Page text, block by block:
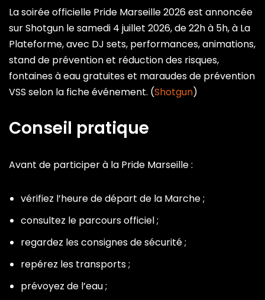
La soirée officielle Pride Marseille 2026 est annoncée
sur Shotgun le samedi 4 juillet 2026, de 22h à 5h, à La
Plateforme, avec DJ sets, performances, animations,
stand de prévention et réduction des risques,
fontaines à eau gratuites et maraudes de prévention
VSS selon la fiche événement. (Shotgun)
Conseil pratique
Avant de participer à la Pride Marseille :
vérifiez l’heure de départ de la Marche ;
consultez le parcours officiel ;
regardez les consignes de sécurité ;
repérez les transports ;
prévoyez de l’eau ;